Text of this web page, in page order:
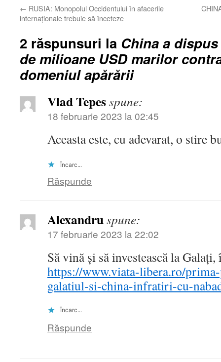
← RUSIA: Monopolul Occidentului în afacerile
internaționale trebuie să înceteze
2 răspunsuri la China a
de milioane USD marilor
domeniul apărării
Vlad Tepesspune:
18 februarie 2023 la 02:45
Aceasta este, cu adevarat, o stire
Încarc...
Răspunde
Alexandruspune:
17 februarie 2023 la 22:02
Să vină și să investească la
https://www.viata-libera.ro/
galatiul-si-china-infratiri-cu-
Încarc...
Răspunde